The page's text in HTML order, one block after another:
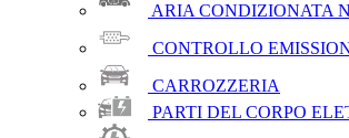
ARIA CONDIZIONATA
CONTROLLO
CARROZZERIA
PARTI DEL CORPO